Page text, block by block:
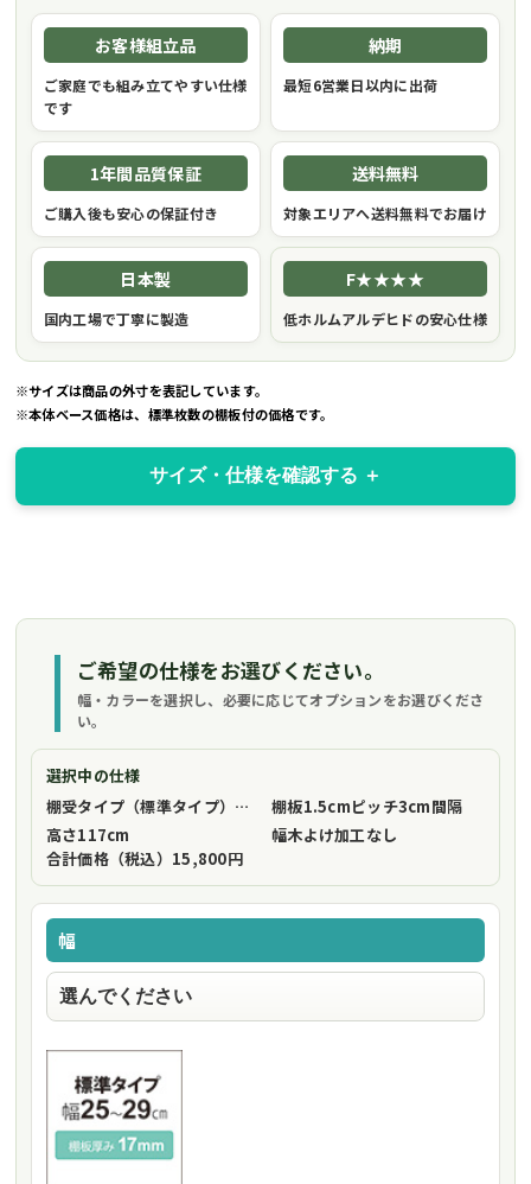
お客様組立品
ご家庭でも組み立てやすい仕様
です
納期
最短6営業日以内に出荷
1年間品質保証
ご購入後も安心の保証付き
送料無料
対象エリアへ送料無料でお届け
日本製
国内工場で丁寧に製造
F★★★★
低ホルムアルデヒドの安心仕様
※サイズは商品の外寸を表記しています。
※本体ベース価格は、標準枚数の棚板付の価格です。
サイズ・仕様を確認する
ご希望の仕様をお選びください。
幅・カラーを選択し、必要に応じてオプションをお選びくださ
い。
選択中の仕様
棚受タイプ（標準タイプ）
フリーストップ棚受（標準仕様）
棚板1.5cmピッチ3cm間隔
高さ117cm 幅木よけ加工なし
合計価格（税込） 15,800円
幅